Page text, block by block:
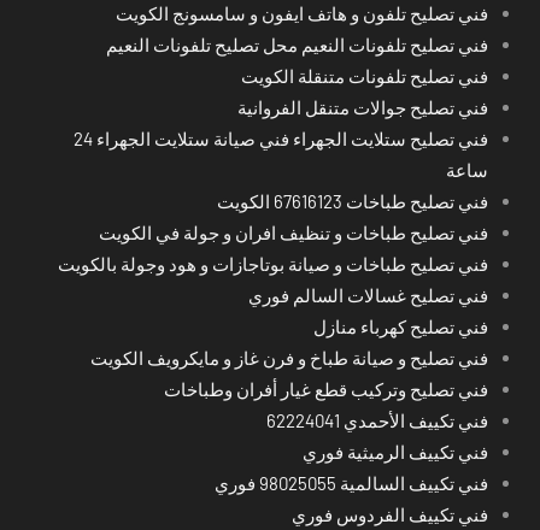
فني تصليح تلفون و هاتف ايفون و سامسونج الكويت
فني تصليح تلفونات النعيم محل تصليح تلفونات النعيم
فني تصليح تلفونات متنقلة الكويت
فني تصليح جوالات متنقل الفروانية
فني تصليح ستلايت الجهراء فني صيانة ستلايت الجهراء 24
ساعة
فني تصليح طباخات 67616123 الكويت
فني تصليح طباخات و تنظيف افران و جولة في الكويت
فني تصليح طباخات و صيانة بوتاجازات و هود وجولة بالكويت
فني تصليح غسالات السالم فوري
فني تصليح كهرباء منازل
فني تصليح و صيانة طباخ و فرن غاز و مايكرويف الكويت
فني تصليح وتركيب قطع غيار أفران وطباخات
فني تكييف الأحمدي 62224041
فني تكييف الرميثية فوري
فني تكييف السالمية 98025055 فوري
فني تكييف الفردوس فوري